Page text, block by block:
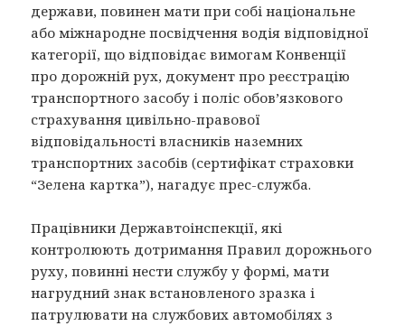
держави, повинен мати при собі національне
або міжнародне посвідчення водія відповідної
категорії, що відповідає вимогам Конвенції
про дорожній рух, документ про реєстрацію
транспортного засобу і поліс обов’язкового
страхування цивільно-правової
відповідальності власників наземних
транспортних засобів (сертифікат страховки
“Зелена картка”), нагадує прес-служба.
Працівники Державтоінспекції, які
контролюють дотримання Правил дорожнього
руху, повинні нести службу у формі, мати
нагрудний знак встановленого зразка і
патрулювати на службових автомобілях з